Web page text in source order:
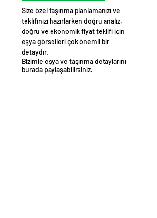
Size özel taşınma planlamanızı ve
teklifinizi hazırlarken doğru analiz,
doğru ve ekonomik fiyat teklifi için
eşya görselleri çok önemli bir
Bizimle eşya ve taşınma detaylarını
burada paylaşabilirsiniz.